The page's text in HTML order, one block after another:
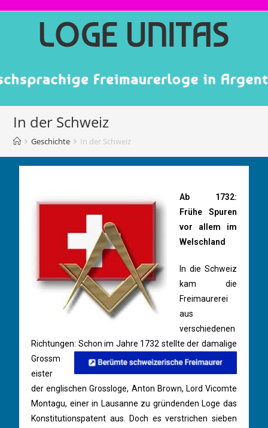
In der Schweiz
Geschichte In der Schweiz
Ab 1732:
Frühe Spuren
vor allem im
Welschland
In die Schweiz
kam die
Freimaurerei
aus
verschiedenen
Richtungen: Schon im Jahre 1732 stellte der damalige
Grossm
eister
der englischen Grossloge, Anton Brown, Lord Vicomte
Montagu, einer in Lausanne zu gründenden Loge das
Konstitutionspatent aus. Doch es verstrichen sieben